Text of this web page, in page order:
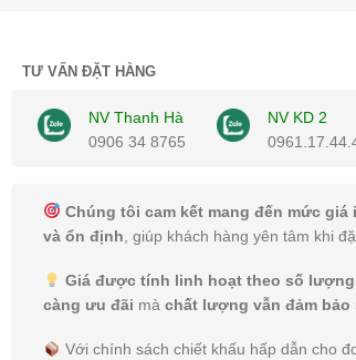
TƯ VẤN ĐẶT HÀNG
NV Thanh Hà
0906 34 8765
NV KD 2
Chúng tôi cam kết mang đến mức giá
và ổn định , giúp khách hàng yên tâm khi
Giá được tính linh hoạt theo số lượng
càng ưu đãi màchất lượng vẫn đảm bảo
Với chính sách chiết khấu hấp dẫn cho